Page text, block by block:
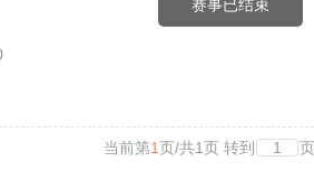
赛事已结束
当前第1页/共1页转到 页